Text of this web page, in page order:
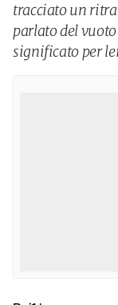
tracciato un
parlato del
significato per